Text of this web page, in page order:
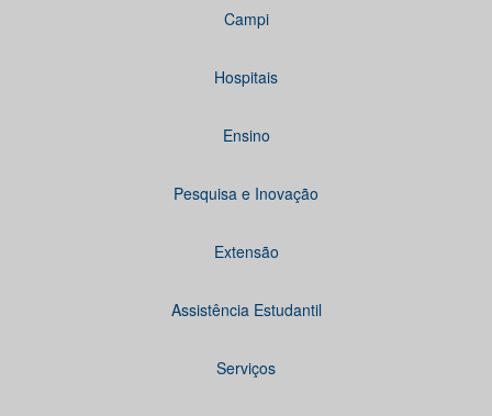
Campi
Hospitais
Ensino
Pesquisa e Inovação
Extensão
Assistência Estudantil
Serviços